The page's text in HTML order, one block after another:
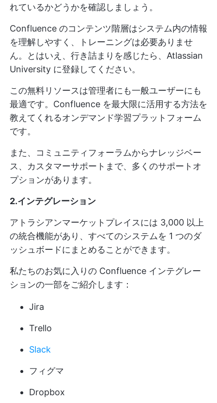
れているかどうかを確認しましょう。
Confluence のコンテンツ階層はシステム内の情報
を理解しやすく、トレーニングは必要ありませ
ん。とはいえ、行き詰まりを感じたら、Atlassian
University に登録してください。
この無料リソースは管理者にも一般ユーザーにも
最適です。Confluence を最大限に活用する方法を
教えてくれるオンデマンド学習プラットフォーム
です。
また、コミュニティフォーラムからナレッジベー
ス、カスタマーサポートまで、多くのサポートオ
プションがあります。
2.インテグレーション
アトラシアンマーケットプレイスには 3,000 以上
の統合機能があり、すべてのシステムを 1 つのダ
ッシュボードにまとめることができます。
私たちのお気に入りの Confluence インテグレー
ションの一部をご紹介します：
Jira
Trello
Slack
フィグマ
Dropbox